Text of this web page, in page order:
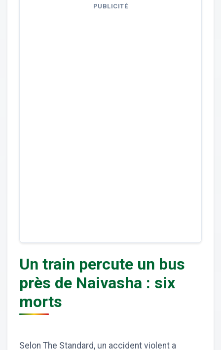
PUBLICITÉ
Un train percute un bus
près de Naivasha : six
morts
Selon The Standard, un accident violent a